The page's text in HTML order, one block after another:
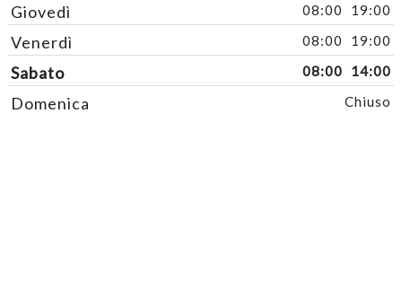
Giovedì 08:00 19:00
Venerdì 08:00 19:00
Sabato 08:00 14:00
Domenica Chiuso